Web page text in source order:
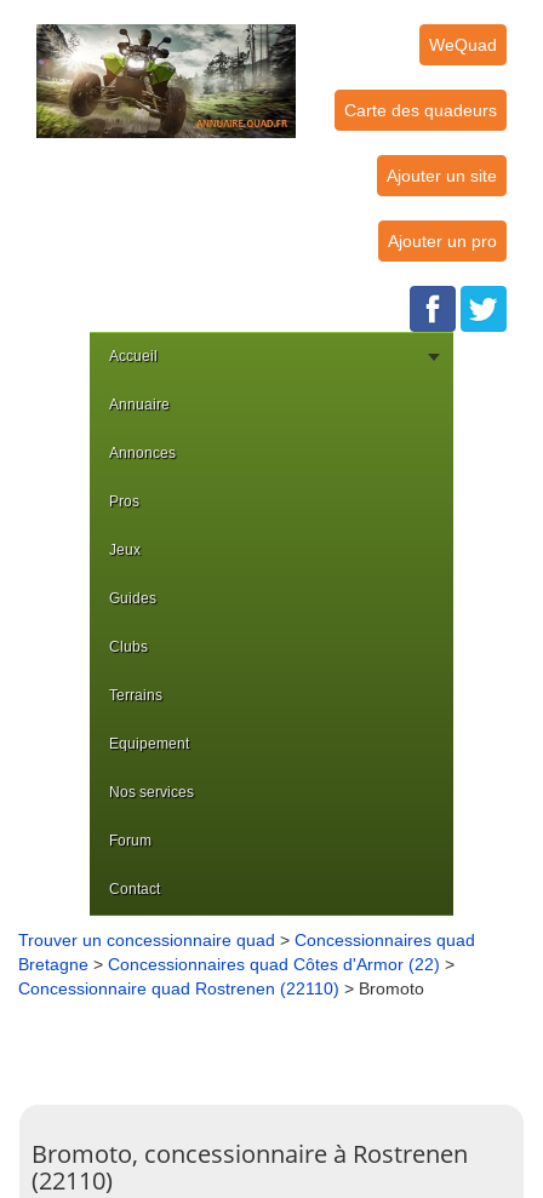
WeQuad
Carte des quadeurs
Ajouter un site
Ajouter un pro
Accueil
Annuaire
Annonces
Pros
Jeux
Guides
Clubs
Terrains
Equipement
Nos services
Forum
Contact
Trouver un concessionnaire quad > Concessionnaires quad
Bretagne > Concessionnaires quad Côtes d'Armor (22) >
Concessionnaire quad Rostrenen (22110) > Bromoto
Bromoto, concessionnaire à Rostrenen
(22110)